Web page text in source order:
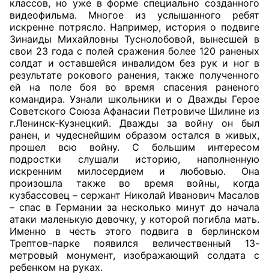
Совет ОП КО
Общественный штаб
Члены ОП КО
Документы ОП КО
Регламент ОП КО
Кодекс этики ОП КО
Положения
Соглашения
Рекомендации
Порядок работы ЦОН
Аппарат ОП КО
классов, но уже в форме специально созданного
видеофильма. Многое из услышанного ребят
искренне потрясло. Например, история о подвиге
Зинаиды Михайловны Туснолобовой, вынесшей в
свои 23 года с полей сражения более 120 раненых
солдат и оставшейся инвалидом без рук и ног в
результате рокового ранения, также полученного
ей на поле боя во время спасения раненого
командира. Узнали школьники и о Дважды Герое
Советского Союза Афанасии Петровиче Шилине из
г.Ленинск-Кузнецкий. Дважды за войну он был
ранен, и чудеснейшим образом остался в живых,
прошел всю войну. С большим интересом
подростки слушали историю, наполненную
искренним милосердием и любовью. Она
произошла также во время войны, когда
кузбассовец – сержант Николай Иванович Масалов
– спас в Германии за несколько минут до начала
атаки маленькую девочку, у которой погибла мать.
Именно в честь этого подвига в берлинском
Трептов-парке появился величественный 13-
метровый монумент, изображающий солдата с
ребенком на руках.